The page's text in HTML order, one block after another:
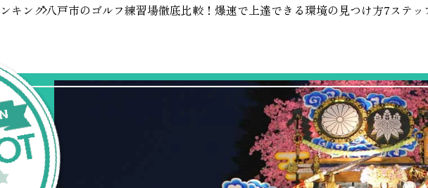
キング八戸市のゴルフ練習場徹底比較！爆速で上達できる環境の見つけ方7ステッ